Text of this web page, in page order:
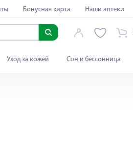
Бонусная карта Наши аптеки
Уход за кожей Сон и бессонница